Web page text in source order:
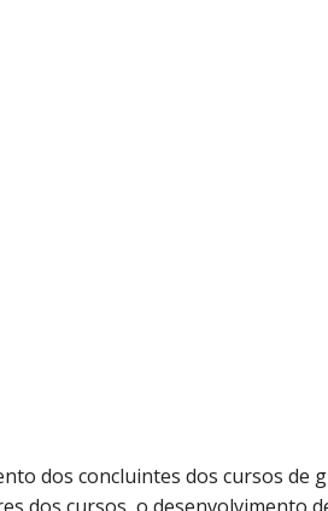
dos concluintes dos cursos de